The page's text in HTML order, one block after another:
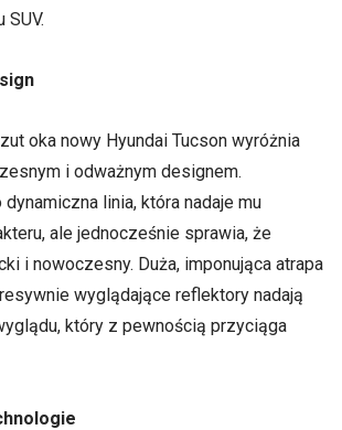
SUV.
oka nowy Hyundai Tucson wyróżnia
i odważnym designem.
linia, która nadaje mu
ale jednocześnie sprawia, że
i nowoczesny. Duża, imponująca atrapa
wyglądające reflektory nadają
który z pewnością przyciąga